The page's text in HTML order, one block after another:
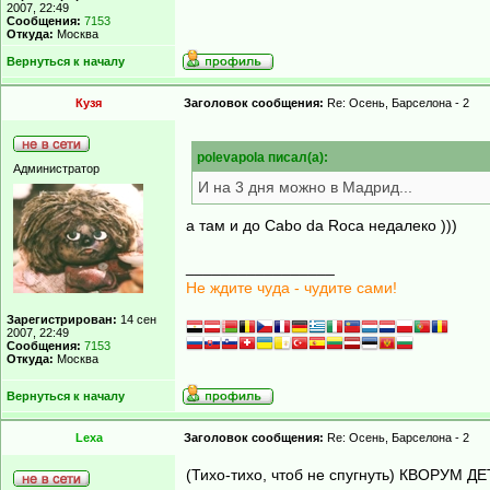
2007, 22:49
Сообщения: 7153
Откуда: Москва
Вернуться к началу
Кузя Заголовок сообщения: Re: Осень, Барселона - 2
Администратор
Зарегистрирован: 14 сен
2007, 22:49
Сообщения: 7153
Откуда: Москва
polevapola писал(а):
И на 3 дня можно в Мадрид...
а там и до Cabo da Roca недалеко )))
Не ждите чуда - чудите сами!
Вернуться к началу
Lexa Заголовок сообщения: Re: Осень, Барселона - 2
(Тихо-тихо, чтоб не спугнуть) КВОРУМ